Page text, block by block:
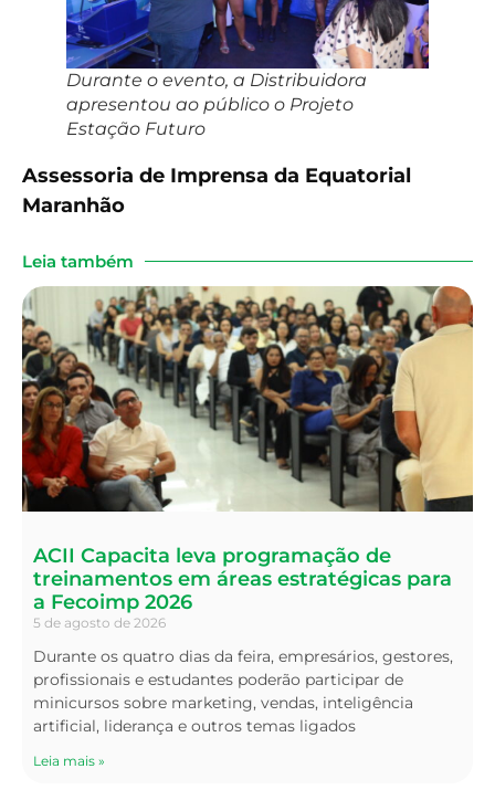
Durante o evento, a Distribuidora
apresentou ao público o Projeto
Estação Futuro
Assessoria de Imprensa da Equatorial
Maranhão
Leia também
ACII Capacita leva programação de
treinamentos em áreas estratégicas para
a Fecoimp 2026
5 de agosto de 2026
Durante os quatro dias da feira, empresários, gestores,
profissionais e estudantes poderão participar de
minicursos sobre marketing, vendas, inteligência
artificial, liderança e outros temas ligados
Leia mais »